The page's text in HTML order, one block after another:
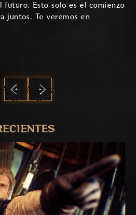
futuro. Esto solo es el comienzo
juntos. Te veremos en